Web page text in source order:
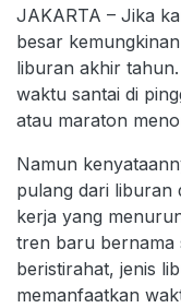
JAKARTA – Jika
besar
liburan akhir
waktu santai di
atau maraton
Namun
pulang dari liburan
kerja yang
tren baru bernama
beristirahat, jenis
memanfaatkan